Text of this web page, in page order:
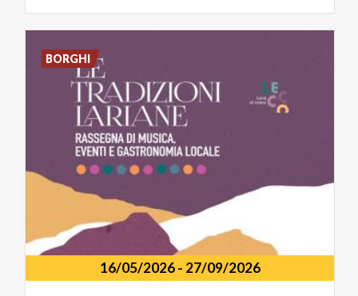
16/05/2026- 27/09/2026
BORGHI